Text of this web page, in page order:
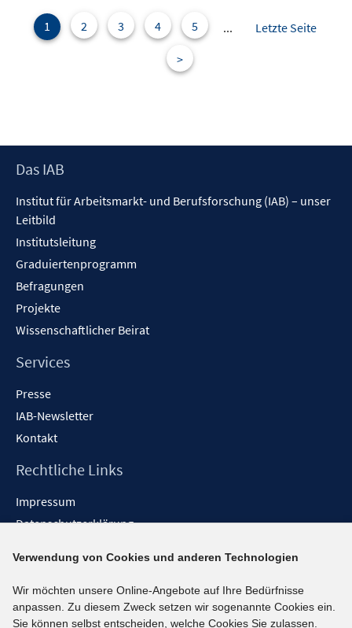
1 2 3 4 5 ...
Letzte Seite
>
Footer
Das IAB
Institut für Arbeitsmarkt- und Berufsforschung (IAB) – unser
Leitbild
Institutsleitung
Graduiertenprogramm
Befragungen
Projekte
Wissenschaftlicher Beirat
Services
Presse
IAB-Newsletter
Kontakt
Rechtliche Links
Impressum
Datenschutzerklärung
Barrieren melden
Social-Media-Kanäle
Verwendung von Cookies und anderen Technologien
Wir möchten unsere Online-Angebote auf Ihre Bedürfnisse
anpassen. Zu diesem Zweck setzen wir sogenannte Cookies ein.
Sie können selbst entscheiden, welche Cookies Sie zulassen.